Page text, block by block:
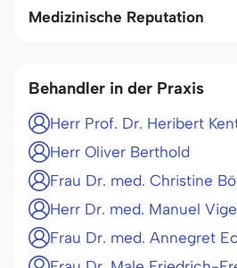
Medizinische Reputation
Behandler in der Praxis
Herr Prof. Dr. Heribert
Herr Oliver Berthold
Frau Dr. med. Christine
Herr Dr. med. Manuel
Frau Dr. med. Annegret